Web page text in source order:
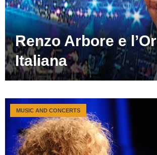
Renzo Arbore e
Italiana
MUSIC AND CONCERTS